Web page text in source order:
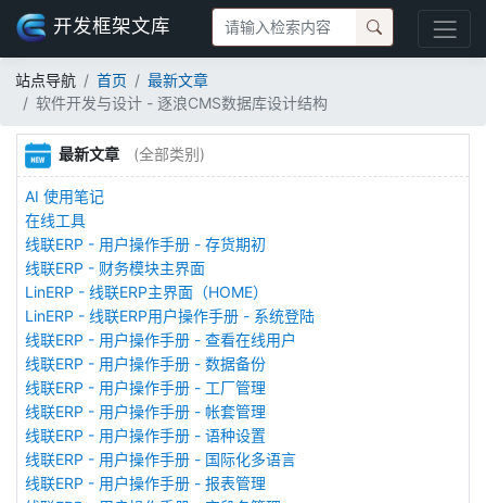
开发框架文库
站点导航 首页
最新文章
软件开发与设计 - 逐浪CMS数据库设计结构
最新文章 (全部类别)
AI 使用笔记
在线工具
线联ERP - 用户操作手册 - 存货期初
线联ERP - 财务模块主界面
LinERP - 线联ERP主界面（HOME）
LinERP - 线联ERP用户操作手册 - 系统登陆
线联ERP - 用户操作手册 - 查看在线用户
线联ERP - 用户操作手册 - 数据备份
线联ERP - 用户操作手册 - 工厂管理
线联ERP - 用户操作手册 - 帐套管理
线联ERP - 用户操作手册 - 语种设置
线联ERP - 用户操作手册 - 国际化多语言
线联ERP - 用户操作手册 - 报表管理